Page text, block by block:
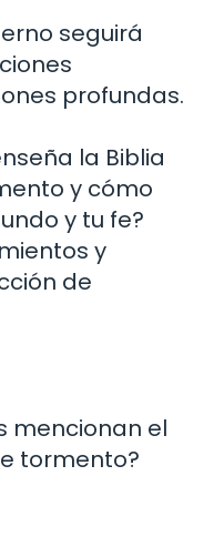
seguirá
profundas.
la Biblia
y cómo
y tu fe?
y
de
mencionan el
tormento?